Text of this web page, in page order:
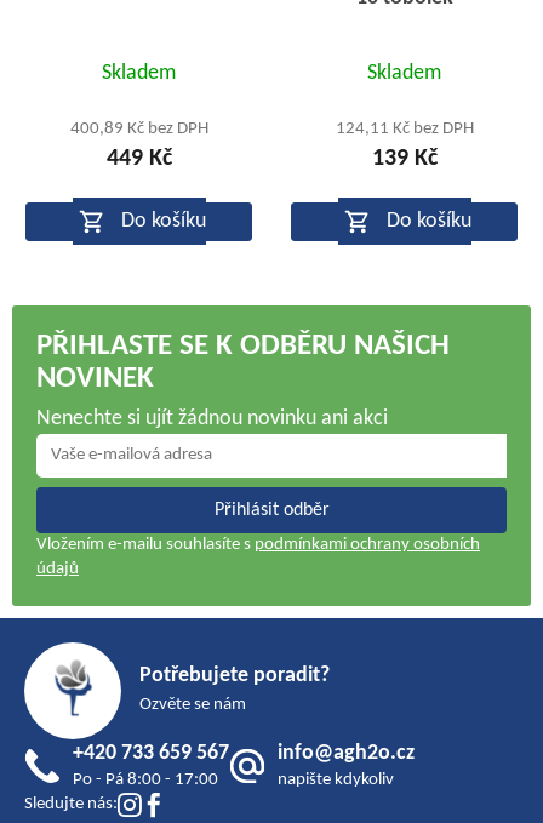
produktu
je
5,0
z
hvězdiček.
Skladem
400,89 Kč bez DPH
449 Kč
Do košíku
produktu
je
5,0
z
hvězdiček.
Skladem
124,11 Kč bez DPH
139 Kč
Do košíku
PŘIHLASTE SE K ODBĚRU NAŠICH
NOVINEK
Nenechte si ujít žádnou novinku ani akci
Přihlásit odběr
Vložením e-mailu souhlasíte s podmínkami ochrany osobních
údajů
Potřebujete poradit?
Ozvěte se nám
+420 733 659 567
Po - Pá 8:00 - 17:00
info@agh2o.cz
napište kdykoliv
Sledujte nás: